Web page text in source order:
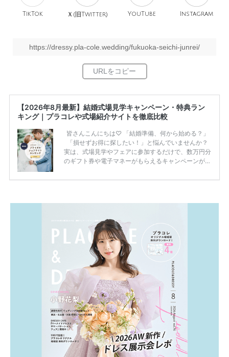
TikTok Ｘ(旧Twitter) YouTube Instagram
https://dressy.pla-cole.wedding/fukuoka-seichi-junrei/
【2026年8月最新】結婚式場見学キャンペーン・特典ラン
キング｜プラコレや式場紹介サイトを徹底比較
皆さんこんにちは♡ 「結婚準備、何から始める？」
「損せずお得に探したい！」と悩んでいませんか？
実は、式場見学やフェアに参加するだけで、数万円分
のギフト券や電子マネーがもらえるキャンペーンがあ
ため、比較せずに選ぶと損をしてしまうことも……。
一番お得？」「プラコレの特典は？」といった疑問も
解決します。 まずは診断で候補を絞れる「ウェディ
ング診断」か、体験型 […]続きを読む